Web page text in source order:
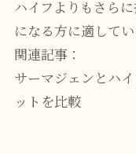
ハイフよりもさら
になる方に適してい
関連記事：
サーマジェンとハ
ットを比較